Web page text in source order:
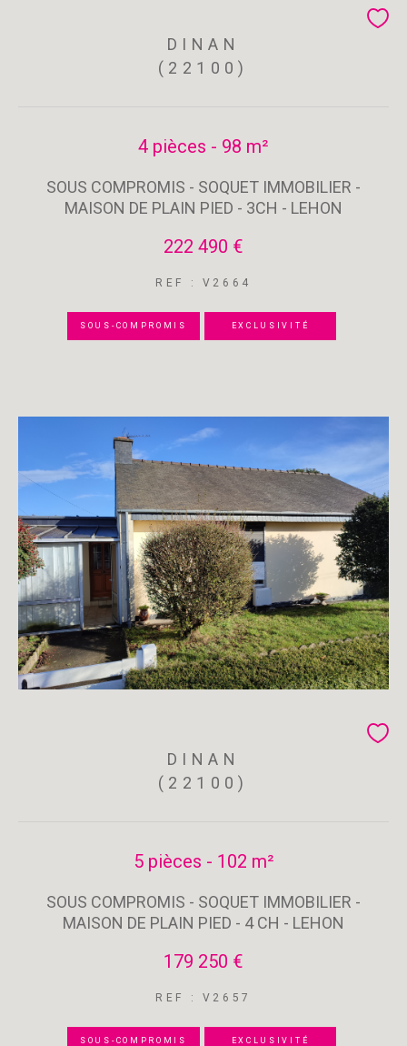
DINAN
(22100)
4 pièces - 98 m²
SOUS COMPROMIS - SOQUET IMMOBILIER -
MAISON DE PLAIN PIED - 3CH - LEHON
222 490 €
REF : V2664
SOUS-COMPROMIS EXCLUSIVITÉ
DINAN
(22100)
5 pièces - 102 m²
SOUS COMPROMIS - SOQUET IMMOBILIER -
MAISON DE PLAIN PIED - 4 CH - LEHON
179 250 €
REF : V2657
SOUS-COMPROMIS EXCLUSIVITÉ